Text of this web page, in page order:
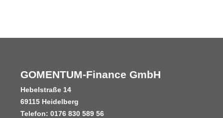
GOMENTUM-Finance GmbH
Hebelstraße 14
69115 Heidelberg
Telefon: 0176 830 589 56